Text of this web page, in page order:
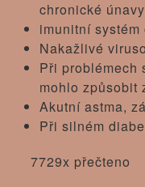
chronické
imunitní systém
Nakažlivé
Při problémech
mohlo způsobit
Akutní astma,
Při silném
7729x přečteno